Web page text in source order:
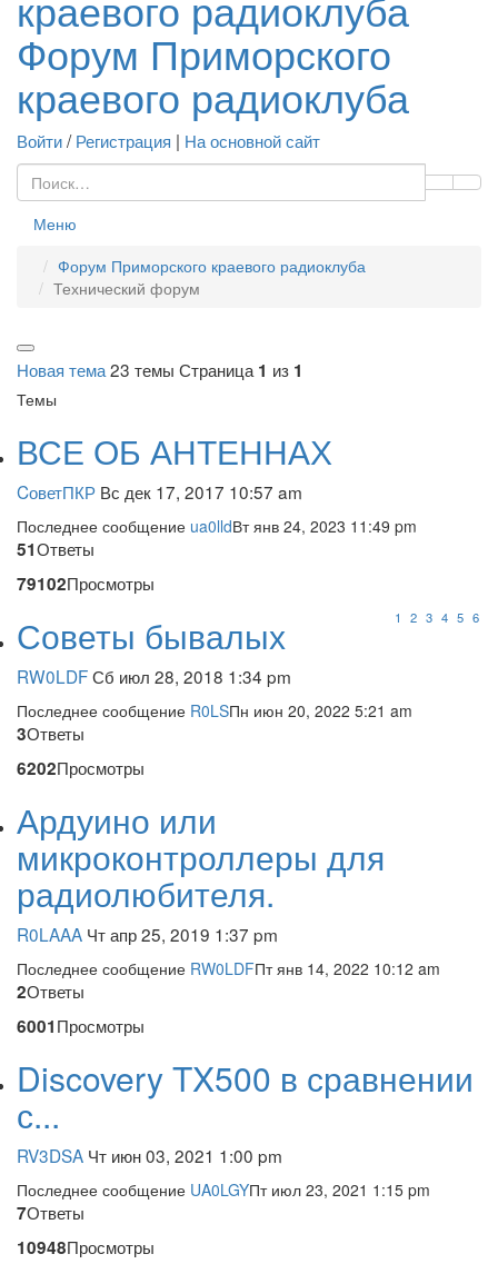
Форум Приморского
краевого радиоклуба
Войти/Регистрация | На основной сайт
Меню
Форум Приморского краевого радиоклуба
Технический форум
Новая тема23 темы Страница 1 из 1
Темы
ВСЕ ОБ АНТЕННАХ
CоветПКР Вс дек 17, 2017 10:57 am
Последнее сообщение ua0lldВт янв 24, 2023 11:49 pm
51Ответы
79102Просмотры
1 2 3 4 5 6
Советы бывалых
RW0LDFСб июл 28, 2018 1:34 pm
Последнее сообщение R0LSПн июн 20, 2022 5:21 am
3Ответы
6202Просмотры
Ардуино или
микроконтроллеры для
радиолюбителя.
R0LAAA Чт апр 25, 2019 1:37 pm
Последнее сообщение RW0LDFПт янв 14, 2022 10:12 am
2Ответы
6001Просмотры
Discovery TX500 в сравнении
с...
RV3DSA Чт июн 03, 2021 1:00 pm
Последнее сообщение UA0LGYПт июл 23, 2021 1:15 pm
7Ответы
10948Просмотры